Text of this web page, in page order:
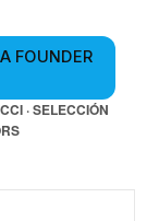
FOUNDER
· SELECCIÓN